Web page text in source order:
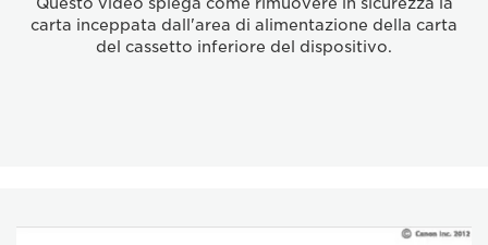
Questo video spiega come rimuovere in sicurezza la
carta inceppata dall'area di alimentazione della carta
del cassetto inferiore del dispositivo.